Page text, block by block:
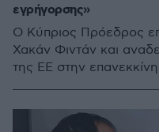
εγρήγορσης»
Ο Κύπριος Πρόεδρος
Χακάν Φιντάν και
της ΕΕ στην